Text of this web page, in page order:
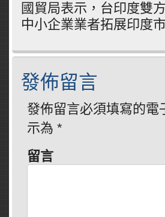
國貿局表示，台印度雙
中小企業業者拓展印度
發佈留言
發佈留言必須填寫的電
示為 *
留言